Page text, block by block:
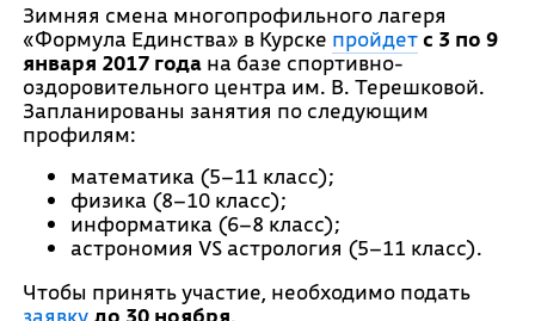
Зимняя смена многопрофильного лагеря
«Формула Единства» в Курске пройдетс 3 по 9
января 2017 года на базе спортивно-
оздоровительного центра им. В. Терешковой.
Запланированы занятия по следующим
профилям:
математика (5–11 класс);
физика (8–10 класс);
информатика (6–8 класс);
астрономия VS астрология (5–11 класс).
Чтобы принять участие, необходимо подать